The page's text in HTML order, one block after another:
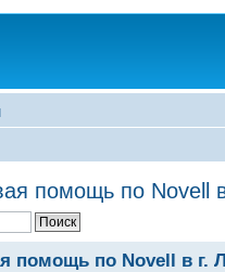
помощь по Novell
помощь по Novell в г.